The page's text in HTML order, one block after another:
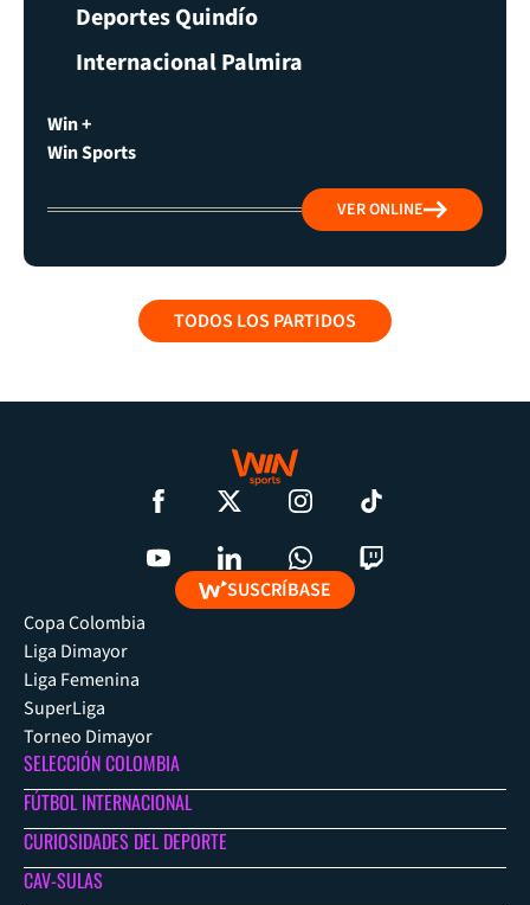
Deportes Quindío
Internacional Palmira
Win +
Win Sports
VER ONLINE
TODOS LOS PARTIDOS
SUSCRÍBASE
Copa Colombia
Liga Dimayor
Liga Femenina
SuperLiga
Torneo Dimayor
SELECCIÓN COLOMBIA
FÚTBOL INTERNACIONAL
CURIOSIDADES DEL DEPORTE
CAV-SULAS